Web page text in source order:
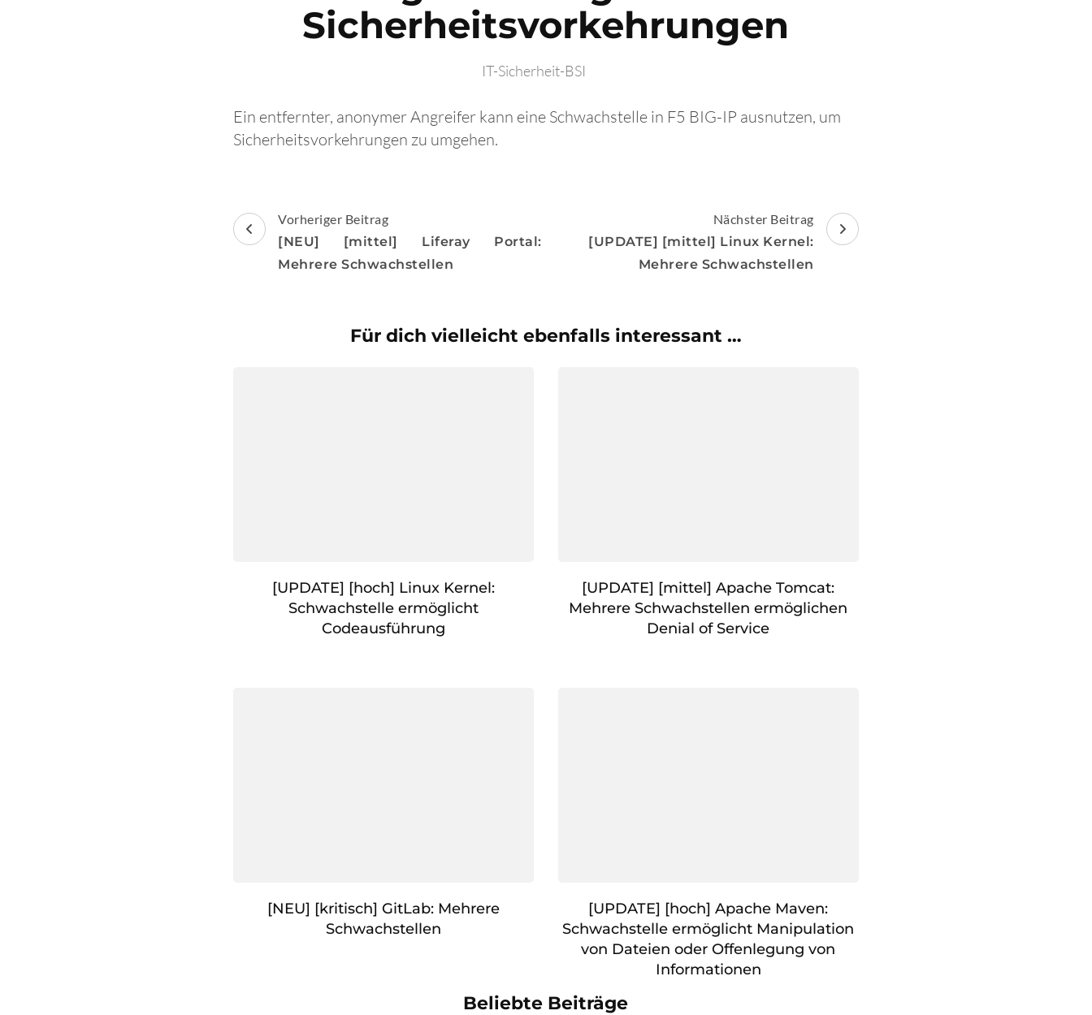
Sicherheitsvorkehrungen
IT-Sicherheit-BSI
Ein entfernter, anonymer Angreifer kann eine Schwachstelle in F5 BIG-IP ausnutzen, um
Sicherheitsvorkehrungen zu umgehen.
Beitragsnavigation
Vorheriger Beitrag
[NEU] [mittel] Liferay Portal:
Mehrere Schwachstellen
Nächster Beitrag
[UPDATE] [mittel] Linux Kernel:
Mehrere Schwachstellen
Für dich vielleicht ebenfalls interessant …
[UPDATE] [hoch] Linux Kernel:
Schwachstelle ermöglicht
Codeausführung
[UPDATE] [mittel] Apache Tomcat:
Mehrere Schwachstellen ermöglichen
Denial of Service
[NEU] [kritisch] GitLab: Mehrere
Schwachstellen
[UPDATE] [hoch] Apache Maven:
Schwachstelle ermöglicht Manipulation
von Dateien oder Offenlegung von
Informationen
Beliebte Beiträge